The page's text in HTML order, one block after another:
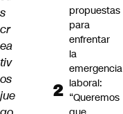
s
cr
ea
tiv
os
jue
propuestas
para
enfrentar
la
emergencia
laboral:
“Queremos